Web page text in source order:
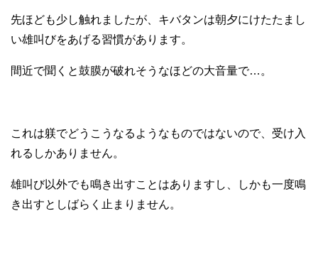
先ほども少し触れましたが、キバタンは朝夕にけたたまし
い雄叫びをあげる習慣があります。
間近で聞くと鼓膜が破れそうなほどの大音量で…。
これは躾でどうこうなるようなものではないので、受け入
れるしかありません。
雄叫び以外でも鳴き出すことはありますし、しかも一度鳴
き出すとしばらく止まりません。